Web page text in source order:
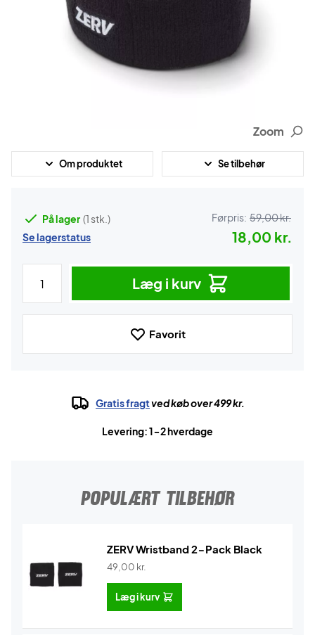
Zoom
Om produktet Se tilbehør
På lager (1 stk.)
Se lagerstatus
Førpris: 59,00 kr.
18,00 kr.
Læg i kurv
Favorit
Gratis fragtved køb over 499 kr.
Levering: 1-2 hverdage
POPULÆRT TILBEHØR
ZERV Wristband 2-Pack Black
49,00 kr.
Læg i kurv